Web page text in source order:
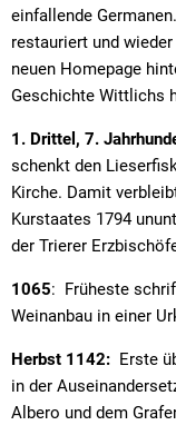
einfallende
restauriert und
neuen Homepage
Geschichte Wittlichs
1. Drittel, 7.
schenkt den
Kirche. Damit
Kurstaates 1794
der Trierer
1065: Früheste
Weinanbau in einer
Herbst 1142: Erste
in der
Albero und dem